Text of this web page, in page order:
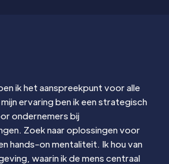
ik het aanspreekpunt voor alle
ervaring ben ik een strategisch
ondernemers bij
Zoek naar oplossingen voor
hands-on mentaliteit. Ik hou van
waarin ik de mens centraal